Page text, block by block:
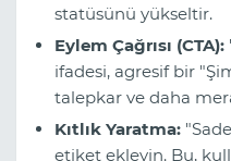
statüsünü yükseltir.
Eylem Çağrısı (CTA):
ifadesi, agresif bir
talepkar ve daha
Kıtlık Yaratma:
etiket ekleyin. Bu,